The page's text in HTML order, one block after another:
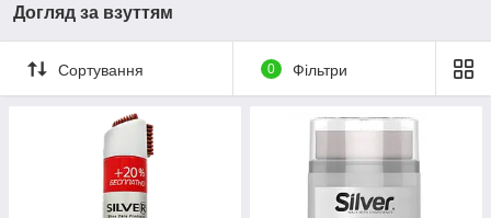
Догляд за взуттям
Сортування 0 Фільтри